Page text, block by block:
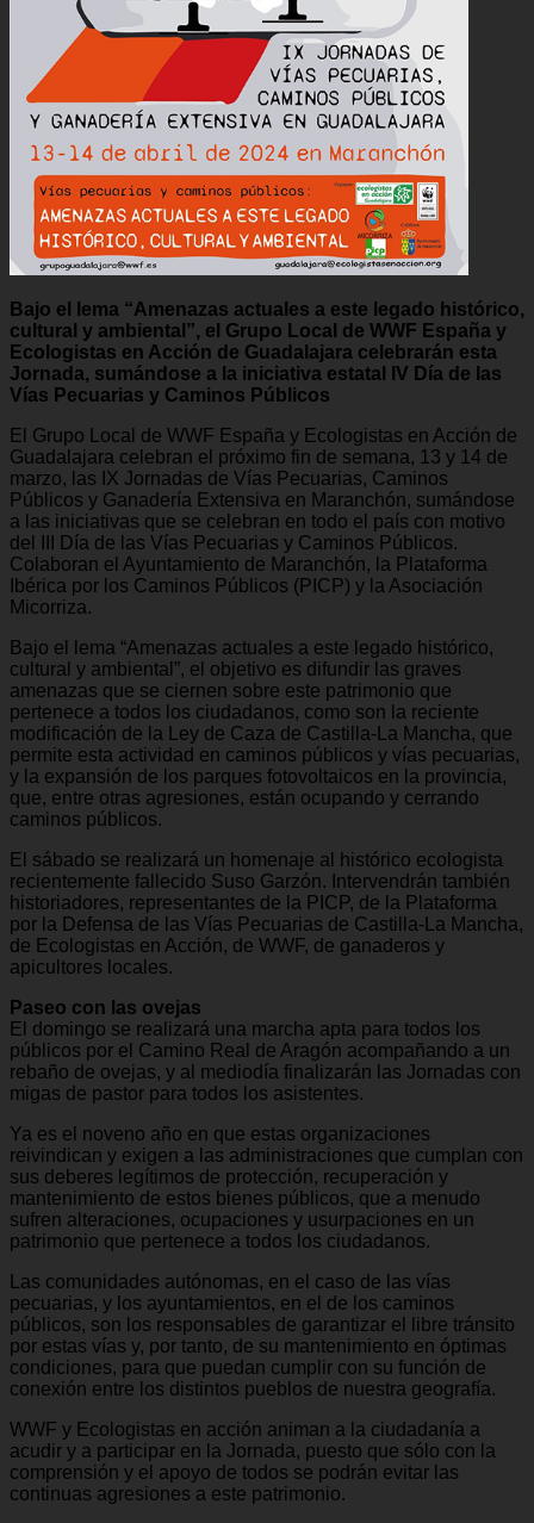
Bajo el lema “Amenazas actuales a este legado histórico,
cultural y ambiental”, el Grupo Local de WWF España y
Ecologistas en Acción de Guadalajara celebrarán esta
Jornada, sumándose a la iniciativa estatal IV Día de las
Vías Pecuarias y Caminos Públicos
El Grupo Local de WWF España y Ecologistas en Acción de
Guadalajara celebran el próximo fin de semana, 13 y 14 de
marzo, las IX Jornadas de Vías Pecuarias, Caminos
Públicos y Ganadería Extensiva en Maranchón, sumándose
a las iniciativas que se celebran en todo el país con motivo
del III Día de las Vías Pecuarias y Caminos Públicos.
Colaboran el Ayuntamiento de Maranchón, la Plataforma
Ibérica por los Caminos Públicos (PICP) y la Asociación
Micorriza.
Bajo el lema “Amenazas actuales a este legado histórico,
cultural y ambiental”, el objetivo es difundir las graves
amenazas que se ciernen sobre este patrimonio que
pertenece a todos los ciudadanos, como son la reciente
modificación de la Ley de Caza de Castilla-La Mancha, que
permite esta actividad en caminos públicos y vías pecuarias,
y la expansión de los parques fotovoltaicos en la provincia,
que, entre otras agresiones, están ocupando y cerrando
caminos públicos.
El sábado se realizará un homenaje al histórico ecologista
recientemente fallecido Suso Garzón. Intervendrán también
historiadores, representantes de la PICP, de la Plataforma
por la Defensa de las Vías Pecuarias de Castilla-La Mancha,
de Ecologistas en Acción, de WWF, de ganaderos y
apicultores locales.
Paseo con las ovejas
El domingo se realizará una marcha apta para todos los
públicos por el Camino Real de Aragón acompañando a un
rebaño de ovejas, y al mediodía finalizarán las Jornadas con
migas de pastor para todos los asistentes.
Ya es el noveno año en que estas organizaciones
reivindican y exigen a las administraciones que cumplan con
sus deberes legítimos de protección, recuperación y
mantenimiento de estos bienes públicos, que a menudo
sufren alteraciones, ocupaciones y usurpaciones en un
patrimonio que pertenece a todos los ciudadanos.
Las comunidades autónomas, en el caso de las vías
pecuarias, y los ayuntamientos, en el de los caminos
públicos, son los responsables de garantizar el libre tránsito
por estas vías y, por tanto, de su mantenimiento en óptimas
condiciones, para que puedan cumplir con su función de
conexión entre los distintos pueblos de nuestra geografía.
WWF y Ecologistas en acción animan a la ciudadanía a
acudir y a participar en la Jornada, puesto que sólo con la
comprensión y el apoyo de todos se podrán evitar las
continuas agresiones a este patrimonio.